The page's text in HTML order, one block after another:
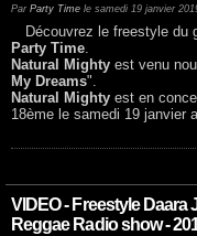
Par Party Time le samedi 19 janvier
Découvrez le freestyle du
Party Time.
Natural Mighty est venu
My Dreams".
Natural Mighty est en
18ème le samedi 19 janvier
VIDEO - Freestyle
Reggae Radio show -